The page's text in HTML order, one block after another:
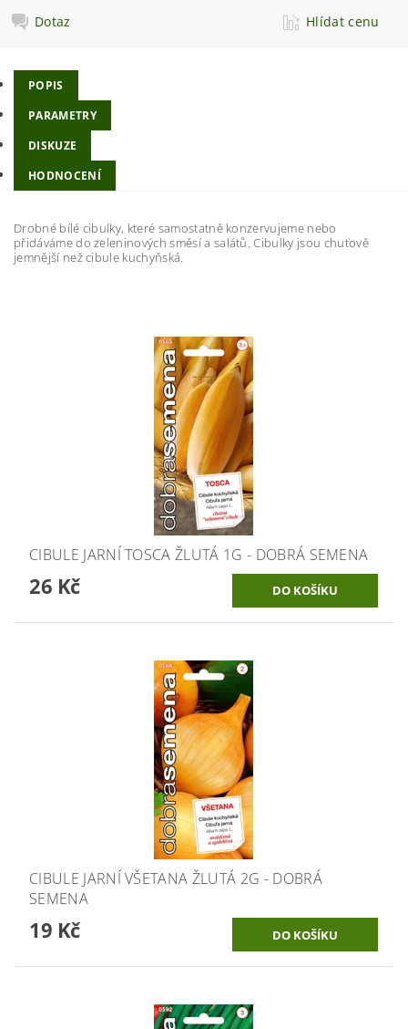
Dotaz
Hlídat cenu
POPIS
PARAMETRY
DISKUZE
HODNOCENÍ
Drobné bílé cibulky, které samostatně konzervujeme nebo
přidáváme do zeleninových směsí a salátů. Cibulky jsou chuťově
jemnější než cibule kuchyňská.
CIBULE JARNÍ TOSCA ŽLUTÁ 1G - DOBRÁ SEMENA
26 Kč
CIBULE JARNÍ VŠETANA ŽLUTÁ 2G - DOBRÁ
SEMENA
19 Kč